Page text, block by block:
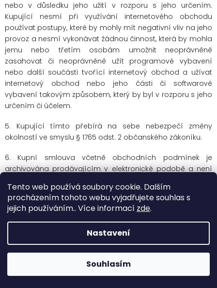
Tento web používá soubory cookie. Dalším
procházením tohoto webu vyjadřujete souhlas s
jejich používáním.. Více informací zde.
Nastavení
Souhlasím
nebo v důsledku jeho užití v rozporu s jeho určením.
Kupující nesmí při využívání internetového obchodu
používat postupy, které by mohly mít negativní vliv na jeho
provoz a nesmí vykonávat žádnou činnost, která by mohla
jemu nebo třetím osobám umožnit neoprávněně
zasahovat či neoprávněně užít programové vybavení
nebo další součásti tvořící internetový obchod a užívat
internetový obchod nebo jeho části či softwarové
vybavení takovým způsobem, který by byl v rozporu s jeho
určením či účelem.
5. Kupující tímto přebírá na sebe nebezpečí změny
okolností ve smyslu § 1765 odst. 2 občanského zákoníku.
6. Kupní smlouva včetně obchodních podmínek je
archivována prodávajícím v elektronické podobě a není
7. Znění obchodních podmínek může prodávající měnit či
doplňovat. Tímto ustanovením nejsou dotčena práva a
povinnosti vzniklá po dobu účinnosti předchozího znění
obchodních podmínek.
8. Přílohou obchodních podmínek je vzorový formulář pro
odstoupení od smlouvy.